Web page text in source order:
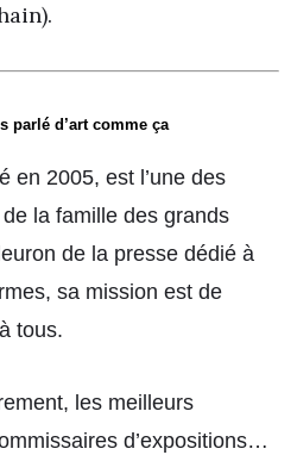
parlé d’art comme ça
en 2005, est l’une des
la famille des grands
de la presse dédié à
sa mission est de
tous.
les meilleurs
d’expositions…